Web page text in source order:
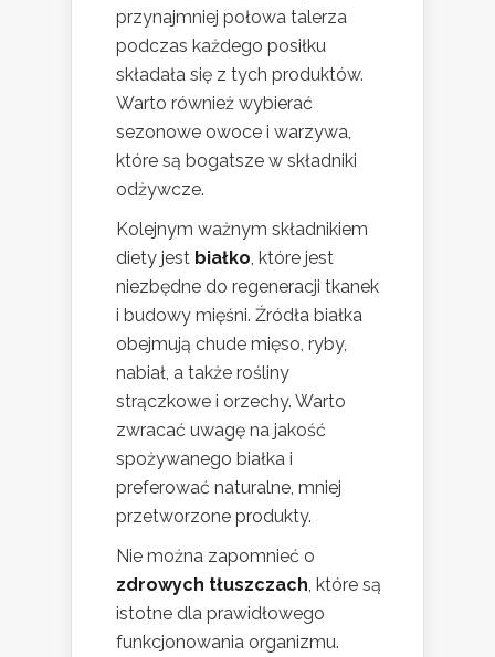
przynajmniej połowa talerza
podczas każdego posiłku
składała się z tych produktów.
Warto również wybierać
sezonowe owoce i warzywa,
które są bogatsze w składniki
odżywcze.
Kolejnym ważnym składnikiem
diety jest białko , które jest
niezbędne do regeneracji tkanek
i budowy mięśni. Źródła białka
obejmują chude mięso, ryby,
nabiał, a także rośliny
strączkowe i orzechy. Warto
zwracać uwagę na jakość
spożywanego białka i
preferować naturalne, mniej
przetworzone produkty.
Nie można zapomnieć o
zdrowych tłuszczach , które są
istotne dla prawidłowego
funkcjonowania organizmu.